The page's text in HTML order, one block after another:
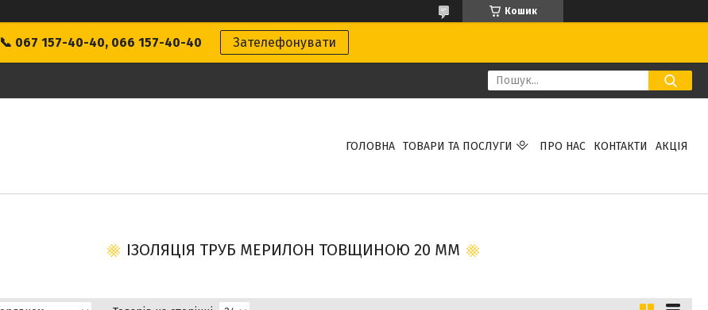
Кошик
📞 067 157-40-40, 066 157-40-40 Зателефонувати
ГОЛОВНА ТОВАРИ ТА ПОСЛУГИ ПРО НАС КОНТАКТИ АКЦІЯ
ІЗОЛЯЦІЯ ТРУБ МЕРИЛОН ТОВЩИНОЮ 20 ММ